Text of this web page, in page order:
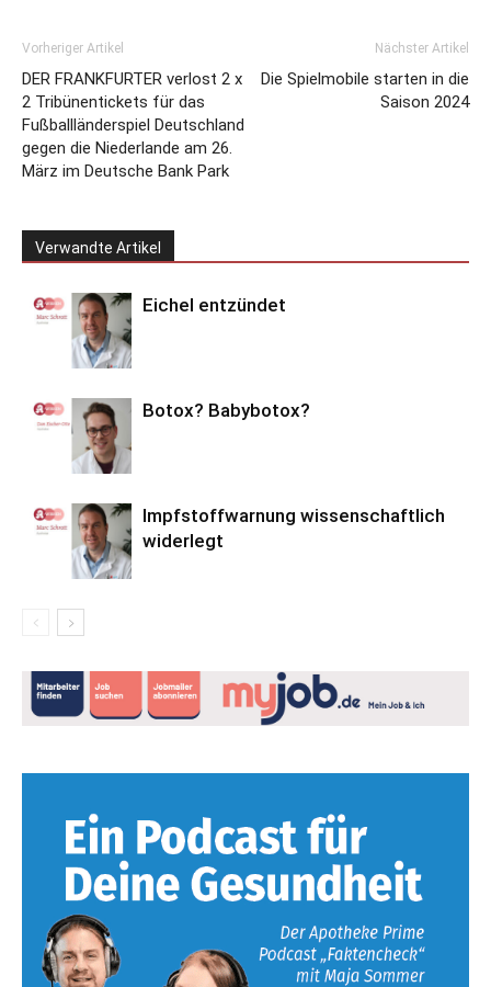
Vorheriger Artikel
DER FRANKFURTER verlost 2 x
2 Tribünentickets für das
Fußballländerspiel Deutschland
gegen die Niederlande am 26.
März im Deutsche Bank Park
Nächster Artikel
Die Spielmobile starten in die
Saison 2024
Verwandte Artikel
Eichel entzündet
Botox? Babybotox?
Impfstoffwarnung wissenschaftlich
widerlegt